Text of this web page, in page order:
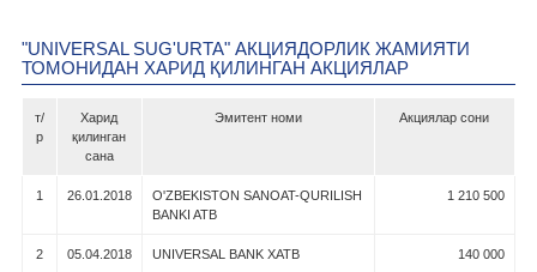
"UNIVERSAL SUG'URTA" АКЦИЯДОРЛИК ЖАМИЯТИ
ТОМОНИДАН ХАРИД ҚИЛИНГАН АКЦИЯЛАР
т/
р
Харид
қилинган
сана
Эмитент номи Акциялар сони
1 26.01.2018
O'ZBEKISTON SANOAT-QURILISH
BANKI ATB
1 210 500
2 05.04.2018 UNIVERSAL BANK XATB 140 000